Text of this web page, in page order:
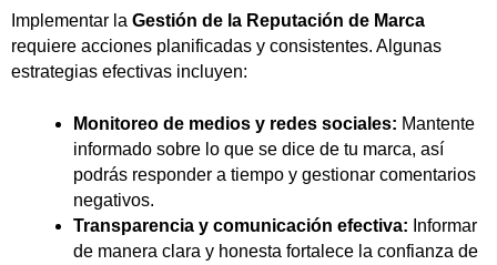
Implementar la Gestión de la Reputación de Marca
requiere acciones planificadas y consistentes. Algunas
estrategias efectivas incluyen:
Monitoreo de medios y redes sociales: Mantente
informado sobre lo que se dice de tu marca, así
podrás responder a tiempo y gestionar comentarios
negativos.
Transparencia y comunicación efectiva: Informar
de manera clara y honesta fortalece la confianza de